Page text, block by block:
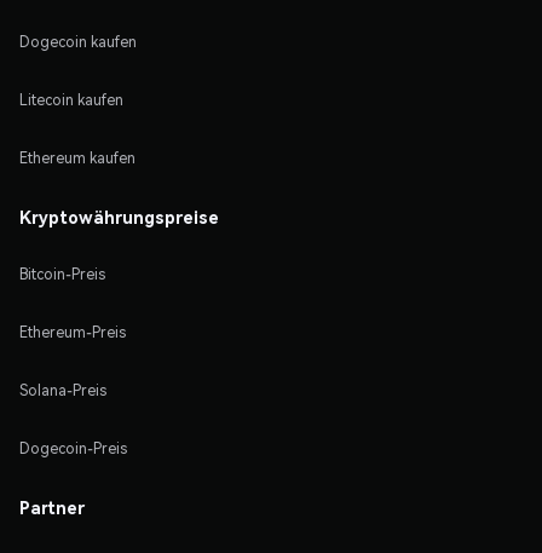
Dogecoin kaufen
Litecoin kaufen
Ethereum kaufen
Kryptowährungspreise
Bitcoin-Preis
Ethereum-Preis
Solana-Preis
Dogecoin-Preis
Partner